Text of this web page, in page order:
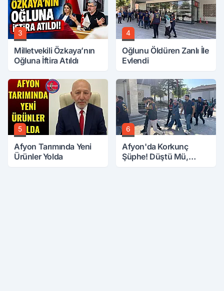
3
Milletvekili Özkaya’nın
Oğluna İftira Atıldı
4
Oğlunu Öldüren Zanlı İle
Evlendi
5
Afyon Tarımında Yeni
Ürünler Yolda
6
Afyon'da Korkunç
Şüphe! Düştü Mü,